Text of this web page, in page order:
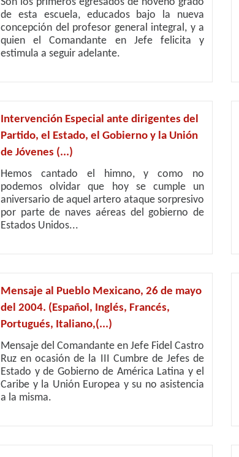
de esta escuela, educados bajo la nueva
concepción del profesor general integral, y a
quien el Comandante en Jefe felicita y
estimula a seguir adelante.
Intervención Especial ante dirigentes del
Partido, el Estado, el Gobierno y la Unión
de Jóvenes (...)
Hemos cantado el himno, y como no
podemos olvidar que hoy se cumple un
aniversario de aquel artero ataque sorpresivo
por parte de naves aéreas del gobierno de
Estados Unidos...
Mensaje al Pueblo Mexicano, 26 de mayo
del 2004. (Español, Inglés, Francés,
Portugués, Italiano,(...)
Mensaje del Comandante en Jefe Fidel Castro
Ruz en ocasión de la III Cumbre de Jefes de
Estado y de Gobierno de América Latina y el
Caribe y la Unión Europea y su no asistencia
a la misma.